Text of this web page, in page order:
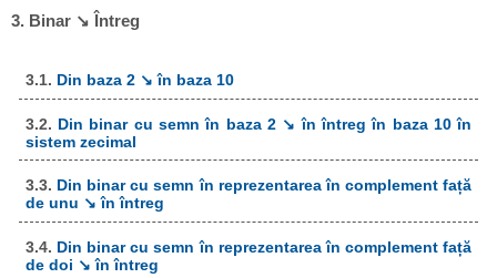
3. Binar ↘ Întreg
3.1. Din baza 2 ↘ în baza 10
3.2. Din binar cu semn în baza 2 ↘ în întreg în baza 10 în
sistem zecimal
3.3. Din binar cu semn în reprezentarea în complement față
de unu ↘ în întreg
3.4. Din binar cu semn în reprezentarea în complement față
de doi ↘ în întreg